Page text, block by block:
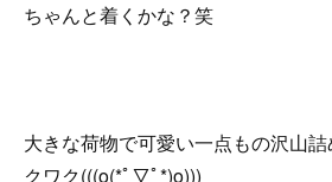
ちゃんと着くかな？笑
大きな荷物で可愛い一点もの沢山
クワク(((o(*ﾟ▽ﾟ*)o)))